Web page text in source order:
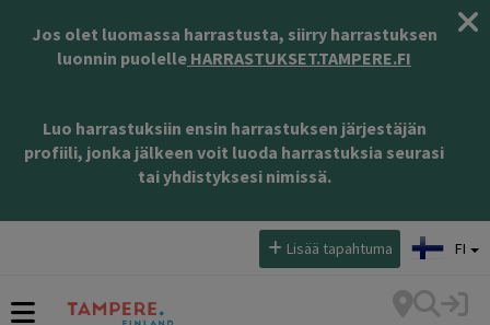
Jos olet luomassa harrastusta, siirry harrastuksen
luonnin puolelle HARRASTUKSET.TAMPERE.FI
Luo harrastuksiin ensin harrastuksen järjestäjän
profiili, jonka jälkeen voit luoda harrastuksia seurasi
tai yhdistyksesi nimissä.
Lisää tapahtuma FI